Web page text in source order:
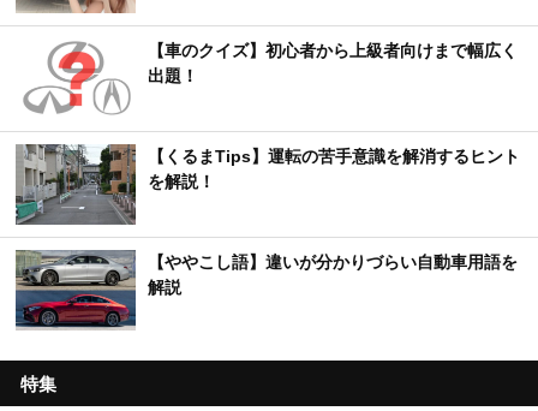
【車のクイズ】初心者から上級者向けまで幅広く
出題！
【くるまTips】運転の苦手意識を解消するヒント
を解説！
【ややこし語】違いが分かりづらい自動車用語を
解説
特集